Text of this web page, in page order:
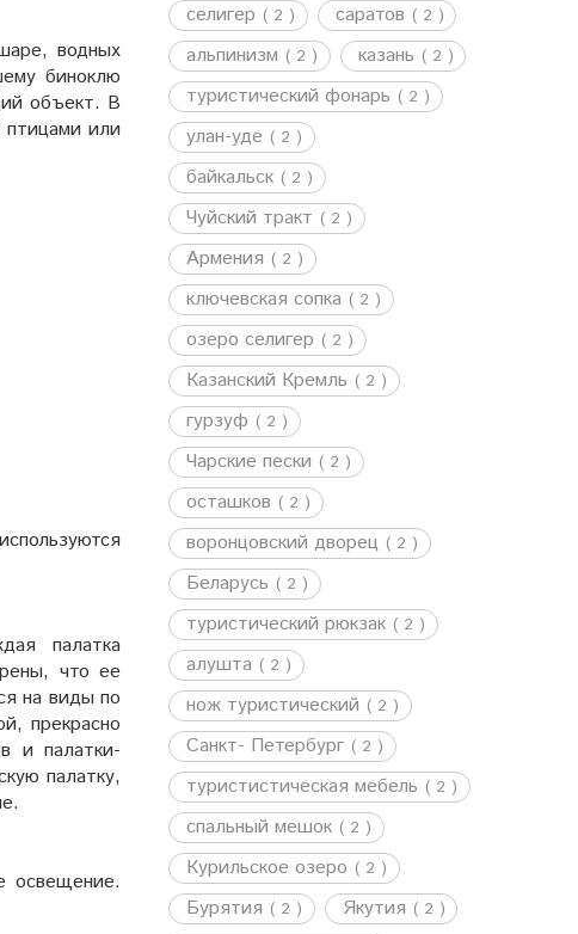
водных
биноклю
объект. В
птицами или
палатка
что ее
на виды по
прекрасно
и палатки-
палатку,
освещение.
селигер ( 2 ) саратов ( 2 )
альпинизм ( 2 ) казань ( 2 )
туристический фонарь ( 2 )
улан-уде ( 2 )
байкальск ( 2 )
Чуйский тракт ( 2 )
Армения ( 2 )
ключевская сопка ( 2 )
озеро селигер ( 2 )
Казанский Кремль ( 2 )
гурзуф ( 2 )
Чарские пески ( 2 )
осташков ( 2 )
воронцовский дворец ( 2 )
Беларусь ( 2 )
туристический рюкзак ( 2 )
алушта ( 2 )
нож туристический ( 2 )
Санкт- Петербург ( 2 )
туристистическая мебель ( 2 )
спальный мешок ( 2 )
Курильское озеро ( 2 )
Бурятия ( 2 ) Якутия ( 2 )